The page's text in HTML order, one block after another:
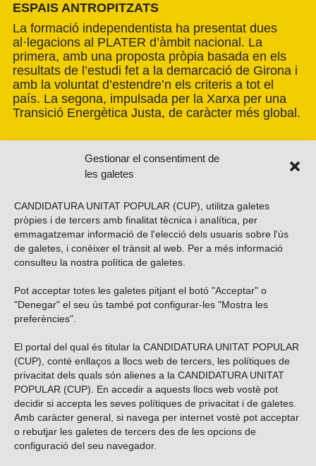
Gestionar el consentiment de
les galetes
CANDIDATURA UNITAT POPULAR (CUP), utilitza galetes
pròpies i de tercers amb finalitat tècnica i analítica, per
emmagatzemar informació de l'elecció dels usuaris sobre l'ús
de galetes, i conèixer el trànsit al web. Per a més informació
consulteu la nostra política de galetes
Pot acceptar totes les galetes pitjant el botó "Acceptar" o
"Denegar" el seu ús també pot configurar-les "Mostra les
preferències".
El portal del qual és titular la CANDIDATURA UNITAT POPULAR
(CUP), conté enllaços a llocs web de tercers, les polítiques de
privacitat dels quals són alienes a la CANDIDATURA UNITAT
POPULAR (CUP). En accedir a aquests llocs web vostè pot
decidir si accepta les seves polítiques de privacitat i de galetes.
Amb caràcter general, si navega per internet vostè pot acceptar
o rebutjar les galetes de tercers des de les opcions de
configuració del seu navegador.
ESPAIS ANTROPITZATS
La formació independentista ha presentat dues
al·legacions al PLATER d’àmbit nacional. La
primera, amb una proposta pròpia basada en els
resultats de l’estudi fet a la demarcació de Girona i
amb la voluntat d’estendre’n els criteris a tot el
país. La segona, impulsada per la Xarxa per una
Transició Energètica Justa, de caràcter més global.
Vols subscriure’t al nostre butlletí?
ENVIAR
Troba’ns a les xarxes socials